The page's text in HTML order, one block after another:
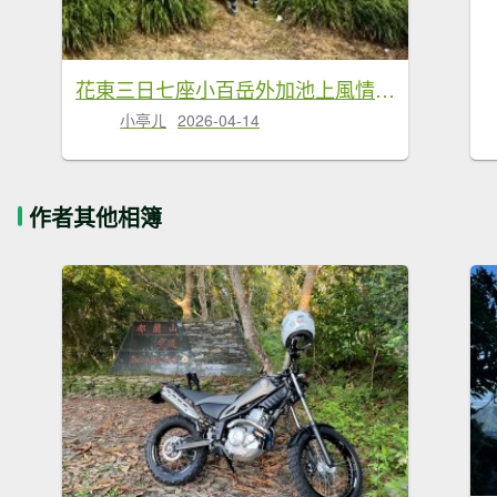
花東三日七座小百岳外加池上風情20260411-0413
小亭ㄦ 2026-04-14
作者其他相簿